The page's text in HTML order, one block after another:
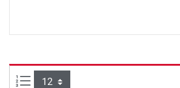
Artikel pr. side: